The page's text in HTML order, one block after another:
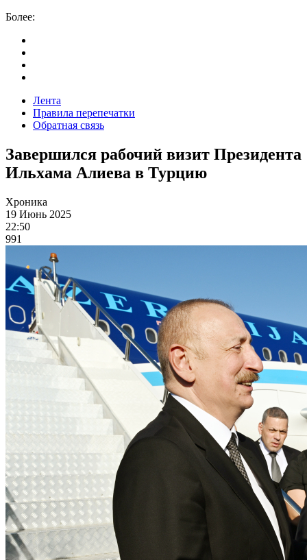
Более:
Лента
Правила перепечатки
Обратная связь
Завершился рабочий визит Президента
Ильхама Алиева в Турцию
Хроника
19 Июнь 2025
22:50
991